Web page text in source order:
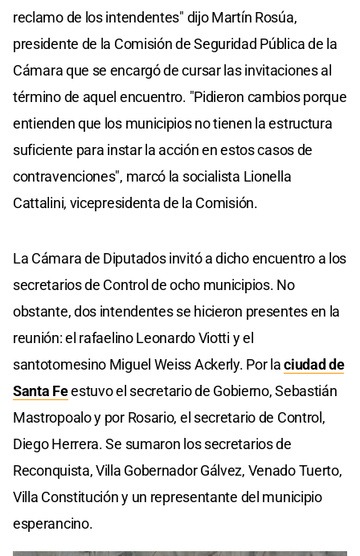
reclamo de los intendentes" dijo Martín Rosúa,
presidente de la Comisión de Seguridad Pública de la
Cámara que se encargó de cursar las invitaciones al
término de aquel encuentro. "Pidieron cambios porque
entienden que los municipios no tienen la estructura
suficiente para instar la acción en estos casos de
contravenciones", marcó la socialista Lionella
Cattalini, vicepresidenta de la Comisión.
La Cámara de Diputados invitó a dicho encuentro a los
secretarios de Control de ocho municipios. No
obstante, dos intendentes se hicieron presentes en la
reunión: el rafaelino Leonardo Viotti y el
santotomesino Miguel Weiss Ackerly. Por laciudad de
Santa Feestuvo el secretario de Gobierno, Sebastián
Mastropoalo y por Rosario, el secretario de Control,
Diego Herrera. Se sumaron los secretarios de
Reconquista, Villa Gobernador Gálvez, Venado Tuerto,
Villa Constitución y un representante del municipio
esperancino.